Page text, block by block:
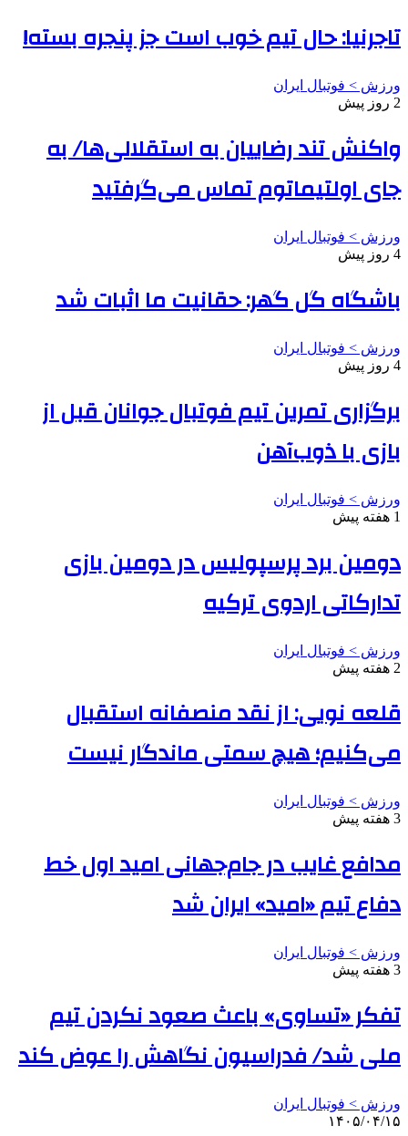
تاجرنیا: حال تیم خوب است جز پنجره بسته!
ورزش > فوتبال ایران
2 روز پیش
واکنش تند رضاییان به استقلالی‌ها/ به
جای اولتیماتوم تماس می‌گرفتید
ورزش > فوتبال ایران
4 روز پیش
باشگاه گل گهر: حقانیت ما اثبات شد
ورزش > فوتبال ایران
4 روز پیش
برگزاری تمرین تیم فوتبال جوانان قبل از
بازی با ذوب‌آهن
ورزش > فوتبال ایران
1 هفته پیش
دومین برد پرسپولیس در دومین بازی
تدارکاتی اردوی ترکیه
ورزش > فوتبال ایران
2 هفته پیش
قلعه نویی: از نقد منصفانه استقبال
می‌کنیم؛ هیچ سمتی ماندگار نیست
ورزش > فوتبال ایران
3 هفته پیش
مدافع غایب در جام‌جهانی امید اول خط
دفاع تیم «امید» ایران شد
ورزش > فوتبال ایران
3 هفته پیش
تفکر «تساوی» باعث صعود نکردن تیم
ملی شد/ فدراسیون نگاهش را عوض کند
ورزش > فوتبال ایران
۱۴۰۵/۰۴/۱۵